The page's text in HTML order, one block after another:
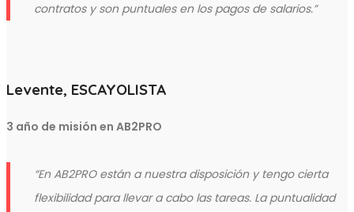
contratos y son puntuales en los pagos de salarios.”
Levente, ESCAYOLISTA
3 año de misión en AB2PRO
“En AB2PRO están a nuestra disposición y tengo cierta
flexibilidad para llevar a cabo las tareas. La puntualidad